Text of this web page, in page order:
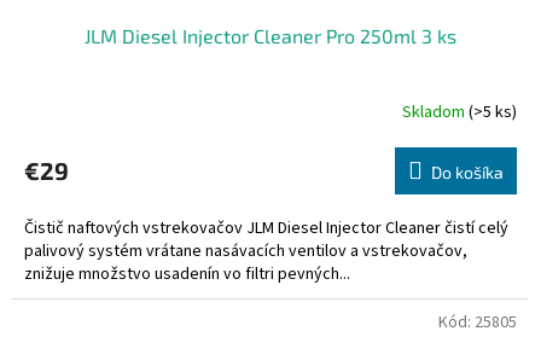
JLM Diesel Injector Cleaner Pro 250ml 3 ks
Skladom (>5 ks)
€29 Do košíka
Čistič naftových vstrekovačov JLM Diesel Injector Cleaner čistí celý
palivový systém vrátane nasávacích ventilov a vstrekovačov,
znižuje množstvo usadenín vo filtri pevných...
Kód: 25805